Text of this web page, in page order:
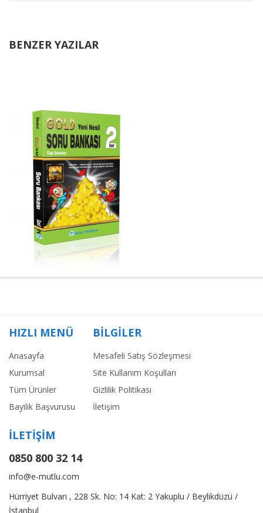
BENZER YAZILAR
HIZLI MENÜ
Anasayfa
Kurumsal
Tüm Ürünler
Bayilik Başvurusu
BİLGİLER
Mesafeli Satış Sözleşmesi
Site Kullanım Koşulları
Gizlilik Politikası
İletişim
İLETİŞİM
0850 800 32 14
info@e-mutlu.com
Hürriyet Bulvarı , 228 Sk. No: 14 Kat: 2 Yakuplu / Beylikdüzü /
İstanbul